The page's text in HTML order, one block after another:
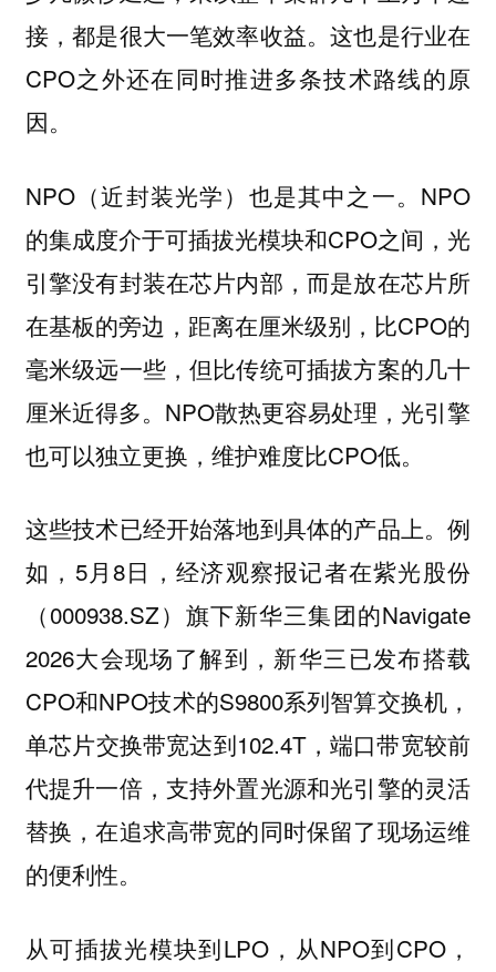
接，都是很大一笔效率收益。这也是行业在
CPO之外还在同时推进多条技术路线的原
因。
NPO（近封装光学）也是其中之一。NPO
的集成度介于可插拔光模块和CPO之间，光
引擎没有封装在芯片内部，而是放在芯片所
在基板的旁边，距离在厘米级别，比CPO的
毫米级远一些，但比传统可插拔方案的几十
厘米近得多。NPO散热更容易处理，光引擎
也可以独立更换，维护难度比CPO低。
这些技术已经开始落地到具体的产品上。例
如，5月8日，经济观察报记者在紫光股份
（000938.SZ）旗下新华三集团的Navigate
2026大会现场了解到，新华三已发布搭载
CPO和NPO技术的S9800系列智算交换机，
单芯片交换带宽达到102.4T，端口带宽较前
代提升一倍，支持外置光源和光引擎的灵活
替换，在追求高带宽的同时保留了现场运维
的便利性。
从可插拔光模块到LPO，从NPO到CPO，